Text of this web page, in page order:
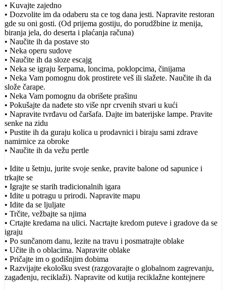
• Kuvajte zajedno
• Dozvolite im da odaberu sta ce tog dana jesti. Napravite restoran
gde su oni gosti. (Od prijema gostiju, do porudžbine iz menija,
biranja jela, do deserta i plaćanja računa)
• Naučite ih da postave sto
• Neka operu sudove
• Naučite ih da sloze escajg
• Neka se igraju šerpama, loncima, poklopcima, činijama
• Neka Vam pomognu dok prostirete veš ili slažete. Naučite ih da
slože čarape.
• Neka Vam pomognu da obrišete prašinu
• Pokušajte da nađete sto više npr crvenih stvari u kući
• Napravite tvrđavu od čaršafa. Dajte im baterijske lampe. Pravite
senke na zidu
• Pustite ih da guraju kolica u prodavnici i biraju sami zdrave
namirnice za obroke
• Naučite ih da vežu pertle
• Idite u šetnju, jurite svoje senke, pravite balone od sapunice i
trkajte se
• Igrajte se starih tradicionalnih igara
• Idite u potragu u prirodi. Napravite mapu
• Idite da se ljuljate
• Trčite, vežbajte sa njima
• Crtajte kredama na ulici. Nacrtajte kredom puteve i gradove da se
igraju
• Po sunčanom danu, lezite na travu i posmatrajte oblake
• Učite ih o oblacima. Napravite oblake
• Pričajte im o godišnjim dobima
• Razvijajte ekološku svest (razgovarajte o globalnom zagrevanju,
zagađenju, reciklaži). Napravite od kutija reciklažne kontejnere